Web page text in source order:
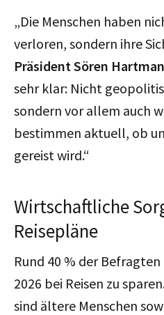
„Die Menschen haben
verloren, sondern ihre
Präsident Sören
sehr klar: Nicht
sondern vor allem auch
bestimmen aktuell, ob
gereist wird.“
Wirtschaftliche
Reisepläne
Rund 40 % der
2026 bei Reisen zu
sind ältere Menschen